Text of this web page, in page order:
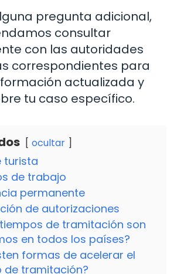
pregunta adicional,
consultar
con las autoridades
correspondientes para
actualizada y
tu caso específico.
ocultar
turista
de trabajo
permanente
de autorizaciones
tiempos de tramitación son
en todos los países?
formas de acelerar el
de tramitación?